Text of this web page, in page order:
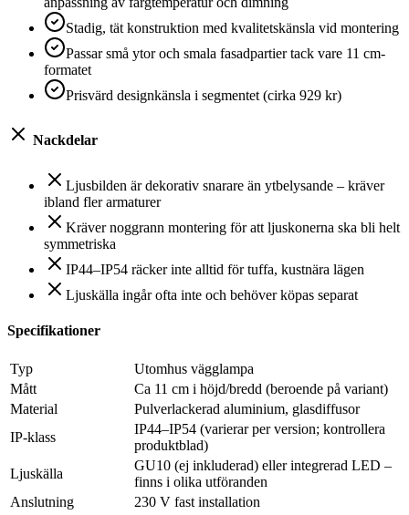
Stadig, tät konstruktion med kvalitetskänsla vid montering
Passar små ytor och smala fasadpartier tack vare 11 cm-
formatet
Prisvärd designkänsla i segmentet (cirka 929 kr)
Nackdelar
Ljusbilden är dekorativ snarare än ytbelysande – kräver
ibland fler armaturer
Kräver noggrann montering för att ljuskonerna ska bli helt
symmetriska
IP44–IP54 räcker inte alltid för tuffa, kustnära lägen
Ljuskälla ingår ofta inte och behöver köpas separat
Specifikationer
Typ
Utomhus vägglampa
Mått
Ca 11 cm i höjd/bredd (beroende på variant)
Material
Pulverlackerad aluminium, glasdiffusor
IP-klass
IP44–IP54 (varierar per version; kontrollera
produktblad)
Ljuskälla
GU10 (ej inkluderad) eller integrerad LED –
finns i olika utföranden
Anslutning
230 V fast installation